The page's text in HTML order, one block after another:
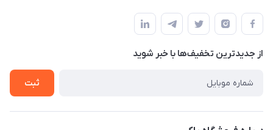
لیست محصولات
درباره ما
قوانین و مقررات
حریم خصوصی
راهنما
از جدید‌ترین تخفیف‌ها با‌ خبر شوید
ثبت